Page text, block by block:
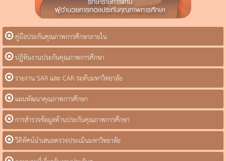
คู่มือประกันคุณภาพการศึกษาภายใน
ปฏิทินงานประกันคุณภาพการศึกษา
รายงาน SAR และ CAR ระดับมหาวิทยาลัย
แผนพัฒนาคุณภาพการศึกษา
การสำรวจข้อมูลด้านประกันคุณภาพการศึกษา
วีดิทัศน์นำเสนอตรวจประเมินมหาวิทยาลัย